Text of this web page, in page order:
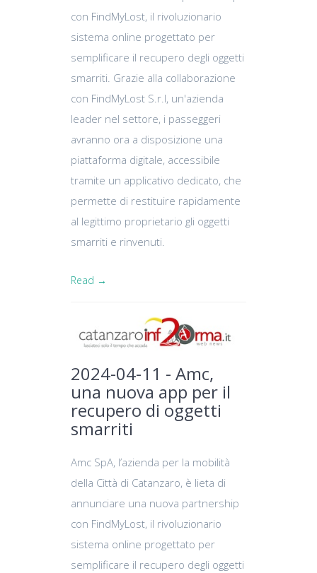
con FindMyLost, il rivoluzionario
sistema online progettato per
semplificare il recupero degli oggetti
smarriti. Grazie alla collaborazione
con FindMyLost S.r.l, un'azienda
leader nel settore, i passeggeri
avranno ora a disposizione una
piattaforma digitale, accessibile
tramite un applicativo dedicato, che
permette di restituire rapidamente
al legittimo proprietario gli oggetti
smarriti e rinvenuti.
Read →
2024-04-11 - Amc,
una nuova app per il
recupero di oggetti
smarriti
Amc SpA, l’azienda per la mobilità
della Città di Catanzaro, è lieta di
annunciare una nuova partnership
con FindMyLost, il rivoluzionario
sistema online progettato per
semplificare il recupero degli oggetti